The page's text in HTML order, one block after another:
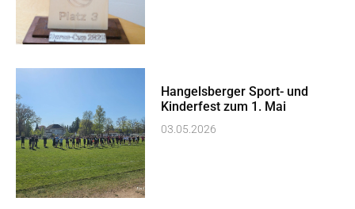
Hangelsberger Sport- und
Kinderfest zum 1. Mai
03.05.2026